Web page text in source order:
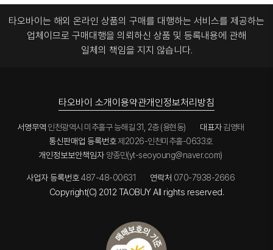
타오바이는 해외 온라인 상품의 구매를 대행하는 서비스를 제공하는
업체이므로 구매대행을 의뢰하신 상품 및 등록내용에 관해
일체의 책임을 지지 않습니다.
타오바이 소개이용약관개인정보처리방침
서영무역 인천광역시 미추홀구 능해길 31, 2층 (용현동) 대표자김영태
통신판매업 등록번호제2026-인천미추홀-0633호
개인정보보안책임자 양종민(yt-seoyoung@naver.com)
사업자 등록번호487-48-00631 연락처 070-7938-2666
Copyright(C) 2012 TAOBUY All rights reserved.